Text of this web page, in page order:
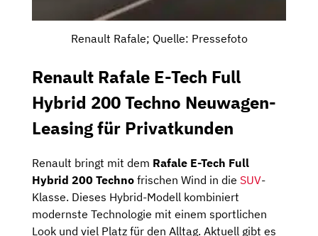
Renault Rafale; Quelle: Pressefoto
Renault Rafale E-Tech Full
Hybrid 200 Techno Neuwagen-
Leasing für Privatkunden
Renault bringt mit dem Rafale E-Tech Full
Hybrid 200 Techno frischen Wind in die SUV-
Klasse. Dieses Hybrid-Modell kombiniert
modernste Technologie mit einem sportlichen
Look und viel Platz für den Alltag. Aktuell gibt es